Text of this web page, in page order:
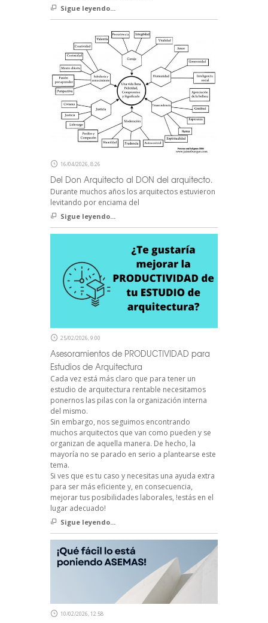
Sigue leyendo...
16/04/2026, 8:26
Del Don Arquitecto al DON del arquitecto.
Durante muchos años los arquitectos estuvieron
levitando por enciama del
Sigue leyendo...
25/02/2026, 9:00
Asesoramientos de PRODUCTIVIDAD para
Estudios de Arquitectura
Cada vez está más claro que para tener un
estudio de arquitectura rentable necesitamos
ponernos las pilas con la organización interna
del mismo.
Sin embargo, nos seguimos encontrando
muchos arquitectos que van como pueden y se
organizan de aquella manera. De hecho, la
mayoría no se parado en serio a plantearse este
tema.
Si ves que es tu caso y necesitas una ayuda extra
para ser más eficiente y, en consecuencia,
mejorar tus posibilidades laborales, !estás en el
lugar adecuado!
Sigue leyendo...
10/02/2026, 12:58